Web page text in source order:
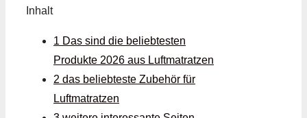
Inhalt
1 Das sind die beliebtesten
Produkte 2026 aus Luftmatratzen
2 das beliebteste Zubehör für
Luftmatratzen